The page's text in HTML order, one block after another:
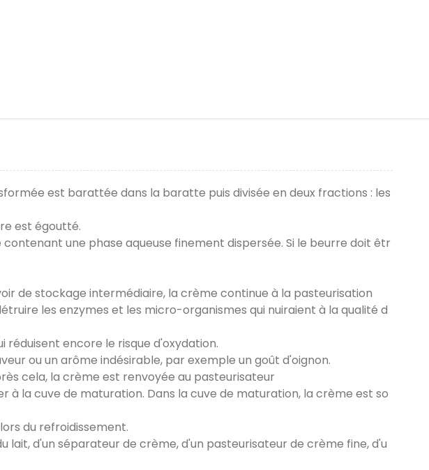
est barattée dans la baratte puis divisée en deux fractions : les
est égoutté.
une phase aqueuse finement dispersée. Si le beurre doit êtr
de stockage intermédiaire, la crème continue à la pasteurisation
les enzymes et les micro-organismes qui nuiraient à la qualité d
encore le risque d'oxydation.
ou un arôme indésirable, par exemple un goût d'oignon.
cela, la crème est renvoyée au pasteurisateur
la cuve de maturation. Dans la cuve de maturation, la crème est so
du refroidissement.
d'un séparateur de crème, d'un pasteurisateur de crème fine, d'u